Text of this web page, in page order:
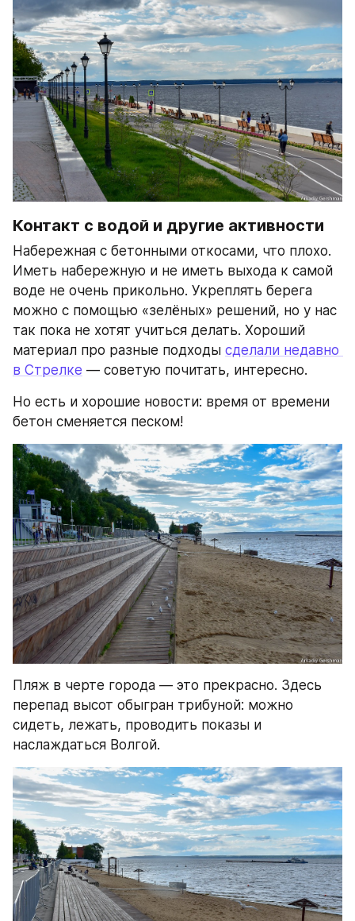
Контакт с водой и другие активности
Набережная с бетонными откосами, что плохо.
Иметь набережную и не иметь выхода к самой
воде не очень прикольно. Укреплять берега
можно с помощью «зелёных» решений, но у нас
так пока не хотят учиться делать. Хороший
материал про разные подходы сделали недавно
в Стрелке — советую почитать, интересно.
Но есть и хорошие новости: время от времени
бетон сменяется песком!
Пляж в черте города — это прекрасно. Здесь
перепад высот обыгран трибуной: можно
сидеть, лежать, проводить показы и
наслаждаться Волгой.